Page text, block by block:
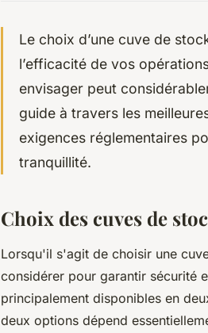
Le choix d’une cuve de
l’efficacité de vos
envisager peut
guide à travers les
exigences réglementaires
tranquillité.
Choix des cuves de
Lorsqu'il s'agit de choisir une
considérer pour garantir sécurité
principalement disponibles en
deux options dépend